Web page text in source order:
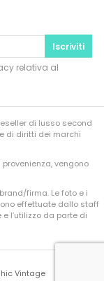
Iscriviti
relativa al
di lusso second
di diritti dei marchi
vengono
firma. Le foto e i
effettuate dallo staff
l’utilizzo da parte di
Vintage